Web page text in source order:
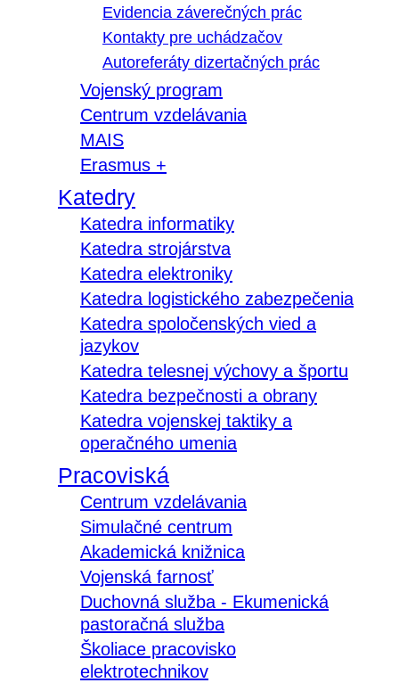
Evidencia záverečných prác
Kontakty pre uchádzačov
Autoreferáty dizertačných prác
Vojenský program
Centrum vzdelávania
MAIS
Erasmus +
Katedry
Katedra informatiky
Katedra strojárstva
Katedra elektroniky
Katedra logistického zabezpečenia
Katedra spoločenských vied a
jazykov
Katedra telesnej výchovy a športu
Katedra bezpečnosti a obrany
Katedra vojenskej taktiky a
operačného umenia
Pracoviská
Centrum vzdelávania
Simulačné centrum
Akademická knižnica
Vojenská farnosť
Duchovná služba - Ekumenická
pastoračná služba
Školiace pracovisko
elektrotechnikov